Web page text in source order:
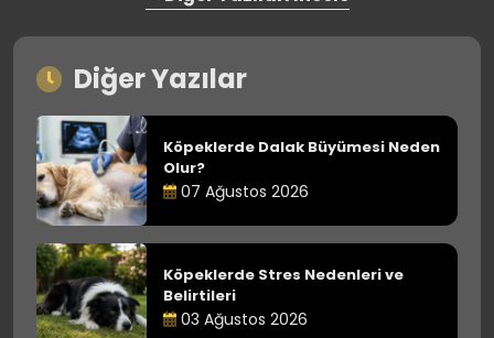
Diğer Yazılar
Köpeklerde Dalak Büyümesi Neden
Olur?
07 Ağustos 2026
Köpeklerde Stres Nedenleri ve
Belirtileri
03 Ağustos 2026